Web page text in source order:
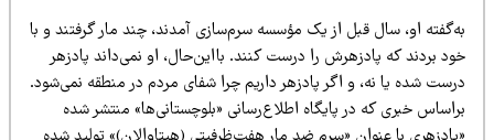
او، سال قبل از یک مؤسسه سرم‌سازی آمدند‌، چند مار گرفتند و با
بردند که پادزهرش را درست کنند. بااین‌حال، او نمی‌داند پادزهر
شده یا نه، و اگر پادزهر داریم چرا شفای مردم در منطقه نمی‌شود.
خبری که در پایگاه اطلاع‌رسانی «بلوچستانی‌‌ها» منتشر شده